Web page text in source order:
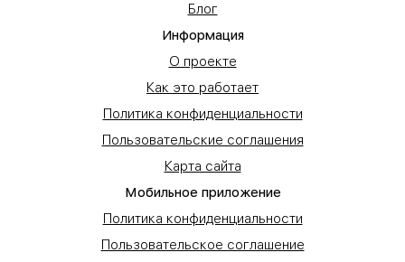
Блог
Информация
О проекте
Как это работает
Политика конфиденциальности
Пользовательские соглашения
Карта сайта
Мобильное приложение
Политика конфиденциальности
Пользовательское соглашение